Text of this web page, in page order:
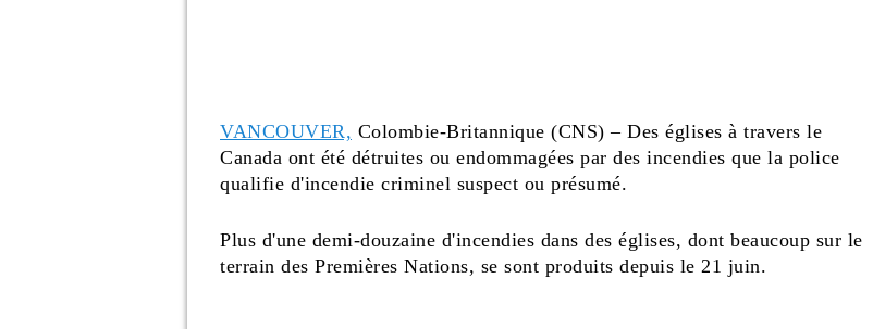
VANCOUVER, Colombie-Britannique (CNS) – Des églises à travers le
Canada ont été détruites ou endommagées par des incendies que la police
qualifie d'incendie criminel suspect ou présumé.
Plus d'une demi-douzaine d'incendies dans des églises, dont beaucoup sur le
terrain des Premières Nations, se sont produits depuis le 21 juin.